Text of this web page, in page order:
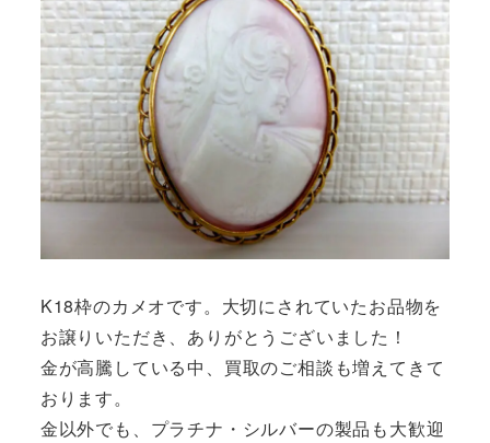
K18枠のカメオです。大切にされていたお品物を
お譲りいただき、ありがとうございました！
金が高騰している中、買取のご相談も増えてきて
おります。
金以外でも、プラチナ・シルバーの製品も大歓迎